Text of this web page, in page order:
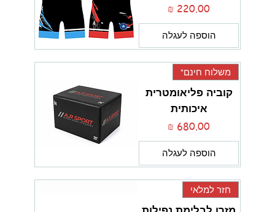
מחיר
הוספה לעגלה
משלוח חינם*
קוביה פליאומטרית
איכותית
מחיר
הוספה לעגלה
חזר למלאי